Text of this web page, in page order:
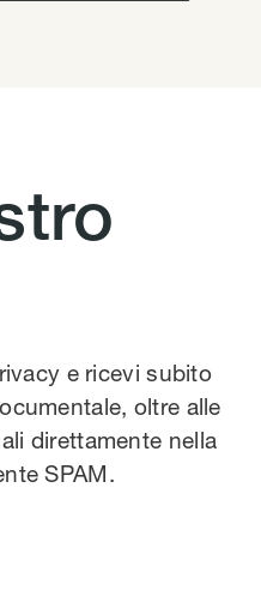
e ricevi subito
oltre alle
direttamente nella
SPAM.